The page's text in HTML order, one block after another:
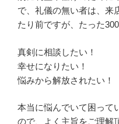
で、礼儀の無い者は、来
たり前ですが、たった
真剣に相談したい！
幸せになりたい！
悩みから解放されたい！
本当に悩んでいて困って
ので、よく主旨をご理解